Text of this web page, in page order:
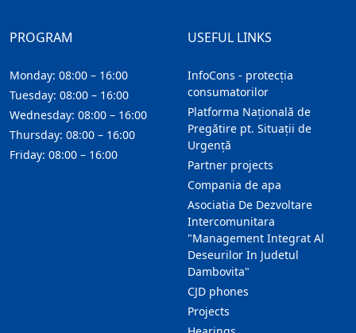
USEFUL LINKS
InfoCons - protecția
consumatorilor
Platforma Națională de
Pregătire pt. Situații de
Urgență
Partner projects
Compania de apa
Asociatia De Dezvoltare
Intercomunitara
"Management Integrat Al
Deseurilor In Judetul
Dambovita"
CJD phones
Projects
PROGRAM
Monday: 08:00 – 16:00
Tuesday: 08:00 – 16:00
Wednesday: 08:00 – 16:00
Thursday: 08:00 – 16:00
Friday: 08:00 – 16:00